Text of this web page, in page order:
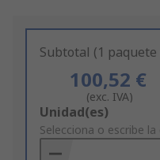
Subtotal (1
100,52 €
(exc. IVA)
Add
to
Basket
Unidad(es)
Selecciona o escribe